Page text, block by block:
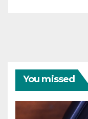
You missed